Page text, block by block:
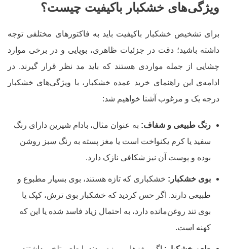
ویژگی‌های خشکبار باکیفیت چیست؟
برای تشخیص خشکبار باکیفیت باید به فاکتورهای مختلفی توجه
داشته باشید؛ دقت در جزئیات ظاهری، بویایی و در برخی موارد
چشایی از جمله مواردی هستند که باید مد نظر قرار گیرند. در
ادامه‌ی این راهنمای خرید عمده خشکبار، با ویژگی‌های خشکبار
درجه یک و مرغوب آشنا خواهیم شد:
رنگ طبیعی و شفاف: به عنوان مثال، بادام شیرین دارای رنگ
سفید یا کرم یکنواخت است یا مغز پسته به رنگ سبز روشن
بوده و پوست آن نیز شکافی نازک دارد.
بوی خشکبار: خشکباری که تازه هستند، بوی بسیار مطبوع و
طبیعی دارند. اگر حس کردید که خشکبار بوی ترش، کپک یا
بوی تند روغن‌مانده دارد، به احتمال زیاد فاسد شده یا این که
کهنه است.